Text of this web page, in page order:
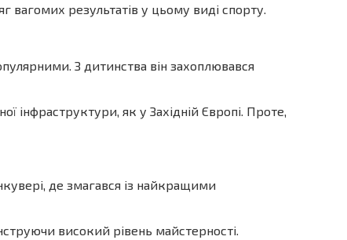
вагомих результатів у цьому виді спорту.
З дитинства він захоплювався
як у Західній Європі. Проте,
де змагався із найкращими
високий рівень майстерності.